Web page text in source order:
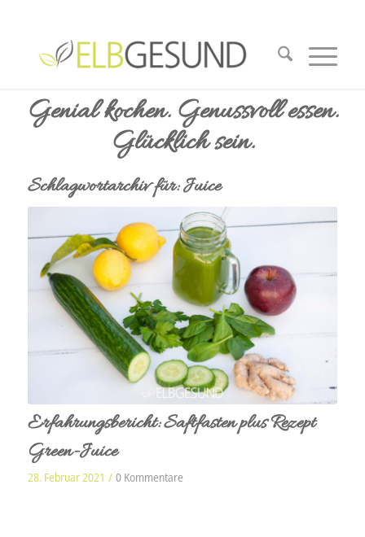
Genial kochen. Genussvoll essen.
Glücklich sein.
Schlagwortarchiv für:Juice
Erfahrungsbericht: Saftfasten plus Rezept
Green-Juice
28. Februar 2021 / 0 Kommentare